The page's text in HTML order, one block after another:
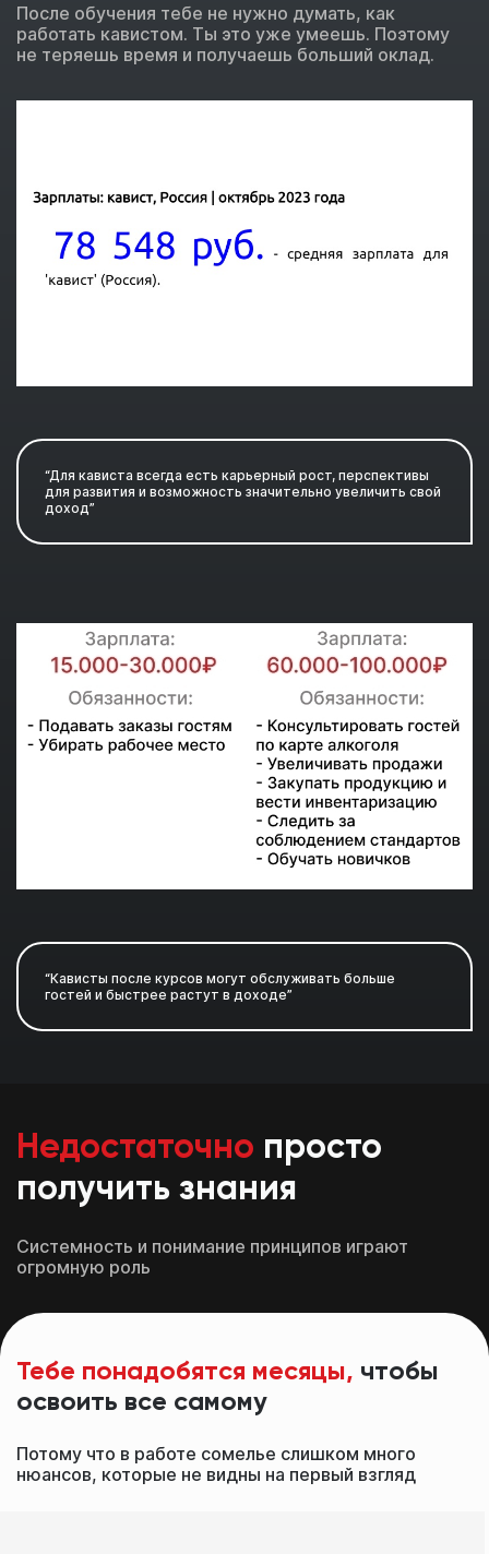
После обучения тебе не нужно думать, как
работать кавистом. Ты это уже умеешь. Поэтому
не теряешь время и получаешь больший оклад.
“Для кависта всегда есть карьерный рост, перспективы
для развития и возможность значительно увеличить свой
доход”
“Кависты после курсов могут обслуживать больше
гостей и быстрее растут в доходе”
Недостаточно просто
получить знания
Системность и понимание принципов играют
огромную роль
Тебе понадобятся месяцы, чтобы
освоить все самому
Потому что в работе сомелье слишком много
нюансов, которые не видны на первый взгляд